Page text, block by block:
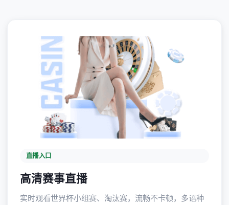
直播入口
高清赛事直播
实时观看世界杯小组赛、淘汰赛，流畅不卡顿，多语种